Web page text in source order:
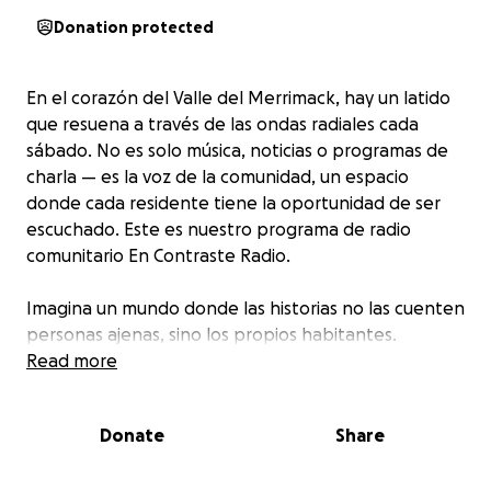
Donation protected
En el corazón del Valle del Merrimack, hay un latido
que resuena a través de las ondas radiales cada
sábado. No es solo música, noticias o programas de
charla — es la voz de la comunidad, un espacio
donde cada residente tiene la oportunidad de ser
escuchado. Este es nuestro programa de radio
comunitario En Contraste Radio.
Imagina un mundo donde las historias no las cuenten
personas ajenas, sino los propios habitantes.
Visualiza la voz de tu vecino, el evento escolar de tu
programa radial hace posible. Creamos una
Read more
Donate Share